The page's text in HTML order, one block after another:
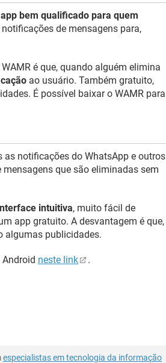
app bem qualificado para quem
de mensagens para,
é que, quando alguém elimina
ao usuário. Também gratuito,
É possível baixar o WAMR para
as notificações do WhatsApp e outros
que são eliminadas sem
intuitiva, muito fácil de
app gratuito. A desvantagem é que,
algumas publicidades.
neste link .
especialistas em tecnologia da informação